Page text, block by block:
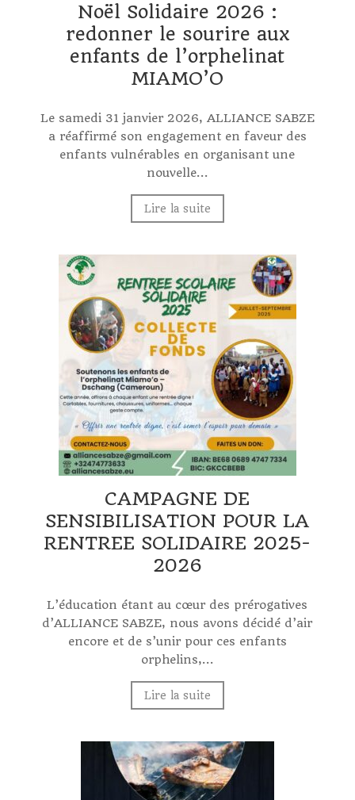
Noël Solidaire 2026 :
redonner le sourire aux
enfants de l’orphelinat
MIAMO’O
Le samedi 31 janvier 2026, ALLIANCE SABZE
a réaffirmé son engagement en faveur des
enfants vulnérables en organisant une
nouvelle...
Lire la suite
CAMPAGNE DE
SENSIBILISATION POUR LA
RENTREE SOLIDAIRE 2025-
2026
L’éducation étant au cœur des prérogatives
d’ALLIANCE SABZE, nous avons décidé d’air
encore et de s’unir pour ces enfants
orphelins,...
Lire la suite